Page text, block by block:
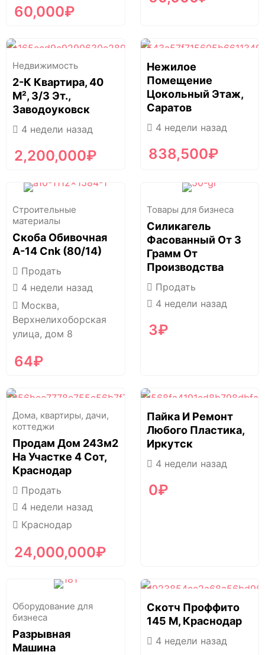
60,000₽
Недвижимость
2-К Квартира, 40
М², 3/3 Эт.,
Заводоуковск
4 недели назад
2,200,000₽
Нежилое
Помещение
Цокольный Этаж,
Саратов
4 недели назад
838,500₽
Строительные
материалы
Скоба Обивочная
A-14 Cnk (80/14)
Продать
4 недели назад
Москва,
Верхнелихоборская
улица, дом 8
64₽
Товары для бизнеса
Силикагель
Фасованный От 3
Грамм От
Производства
Продать
4 недели назад
3₽
Дома, квартиры, дачи,
коттеджи
Продам Дом 243м2
На Участке 4 Сот,
Краснодар
Продать
4 недели назад
Краснодар
24,000,000₽
Пайка И Ремонт
Любого Пластика,
Иркутск
4 недели назад
0₽
Оборудование для
бизнеса
Разрывная
Машина
Скотч Проффито
145 М, Краснодар
4 недели назад